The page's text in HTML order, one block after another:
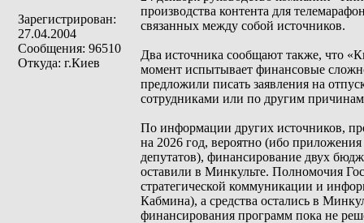
Зарегистрирован:
27.04.2004
Сообщения: 96510
Откуда: г.Киев
производства контента для
связанных между собой источников.
Два источника сообщают также, что
момент испытывает финансовые
предложили писать заявления на
сотрудниками или по другим
По информации других источников,
на 2026 год, вероятно (ибо
депутатов), финансирование двух
оставили в Минкульте. Полномочия
стратегической коммуникации и
Кабмина), а средства остались в
финансирования программ пока не